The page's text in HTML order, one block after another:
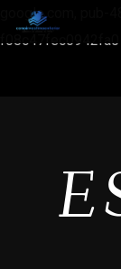
google.com, pub-
f08c47fec0942fa0